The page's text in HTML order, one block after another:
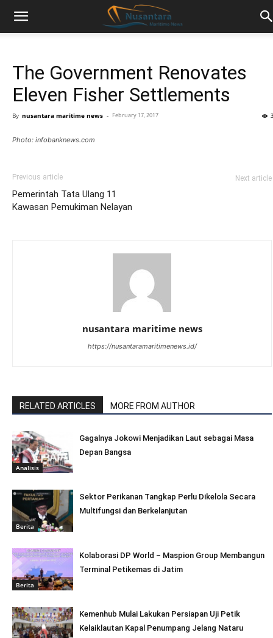
The Government Renovates
Eleven Fisher Settlements
By nusantara maritime news - February 17, 2017
Photo: infobanknews.com
Previous article
Pemerintah Tata Ulang 11
Kawasan Pemukiman Nelayan
Next article
nusantara maritime news
https://nusantaramaritimenews.id/
RELATED ARTICLES MORE FROM AUTHOR
Analisis
Gagalnya Jokowi Menjadikan Laut sebagai Masa
Depan Bangsa
Berita
Sektor Perikanan Tangkap Perlu Dikelola Secara
Multifungsi dan Berkelanjutan
Berita
Kolaborasi DP World – Maspion Group Membangun
Terminal Petikemas di Jatim
Kemenhub Mulai Lakukan Persiapan Uji Petik
Kelaiklautan Kapal Penumpang Jelang Nataru